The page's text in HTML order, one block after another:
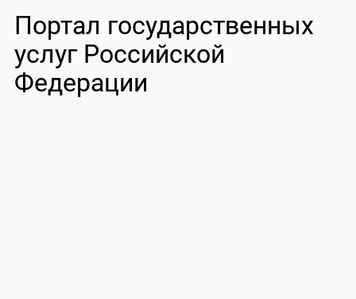
Портал государственных
услуг Российской
Федерации